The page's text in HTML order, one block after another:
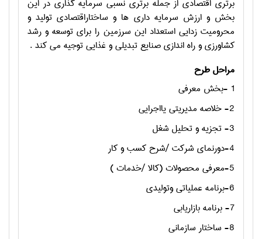
برتری اقتصادی از جمله برتری نسبی سرمایه گذاری در این
بخش و ارزش سرمایه داری ها و ساختاراقتصادی تولید و
محرومیت زدایی استعداد این سرزمین را برای توسعه و رشد
کشاورزی و راه اندازی صنایع تبدیلی و غذایی توجیه می کند .
مراحل طرح
1 -بخش معرفی
2- خلاصه مدیریتی یااجرایی
3- تجزيه و تحليل شغل
4-دورنماي شركت /شرح كسب و كار
5-معرفي محصولات (كالا /خدمات )
6-برنامه عملياتي وتوليدي
7- برنامه بازاریابی
8- ساختار سازمانی